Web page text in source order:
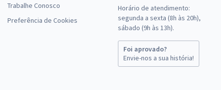
Trabalhe Conosco
Preferência de Cookies
Horário de atendimento:
segunda a sexta (8h às 20h),
sábado (9h às 13h).
Foi aprovado?
Envie-nos a sua história!